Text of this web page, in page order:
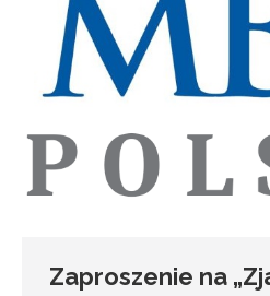
Zaproszenie na